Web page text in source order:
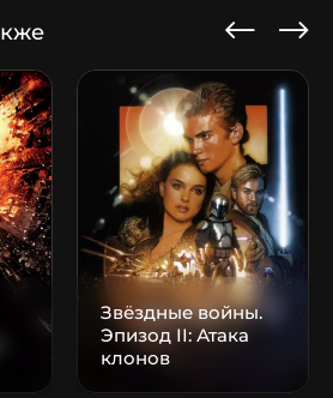
Звёздные войны.
Эпизод II: Атака
клонов